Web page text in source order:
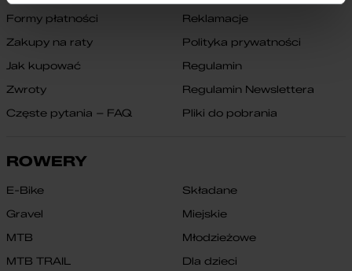
Formy płatności
Zakupy na raty
Jak kupować
Zwroty
Częste pytania – FAQ
Reklamacje
Polityka prywatności
Regulamin
Regulamin Newslettera
Pliki do pobrania
ROWERY
E-Bike
Gravel
MTB
MTB TRAIL
Składane
Miejskie
Młodzieżowe
Dla dzieci